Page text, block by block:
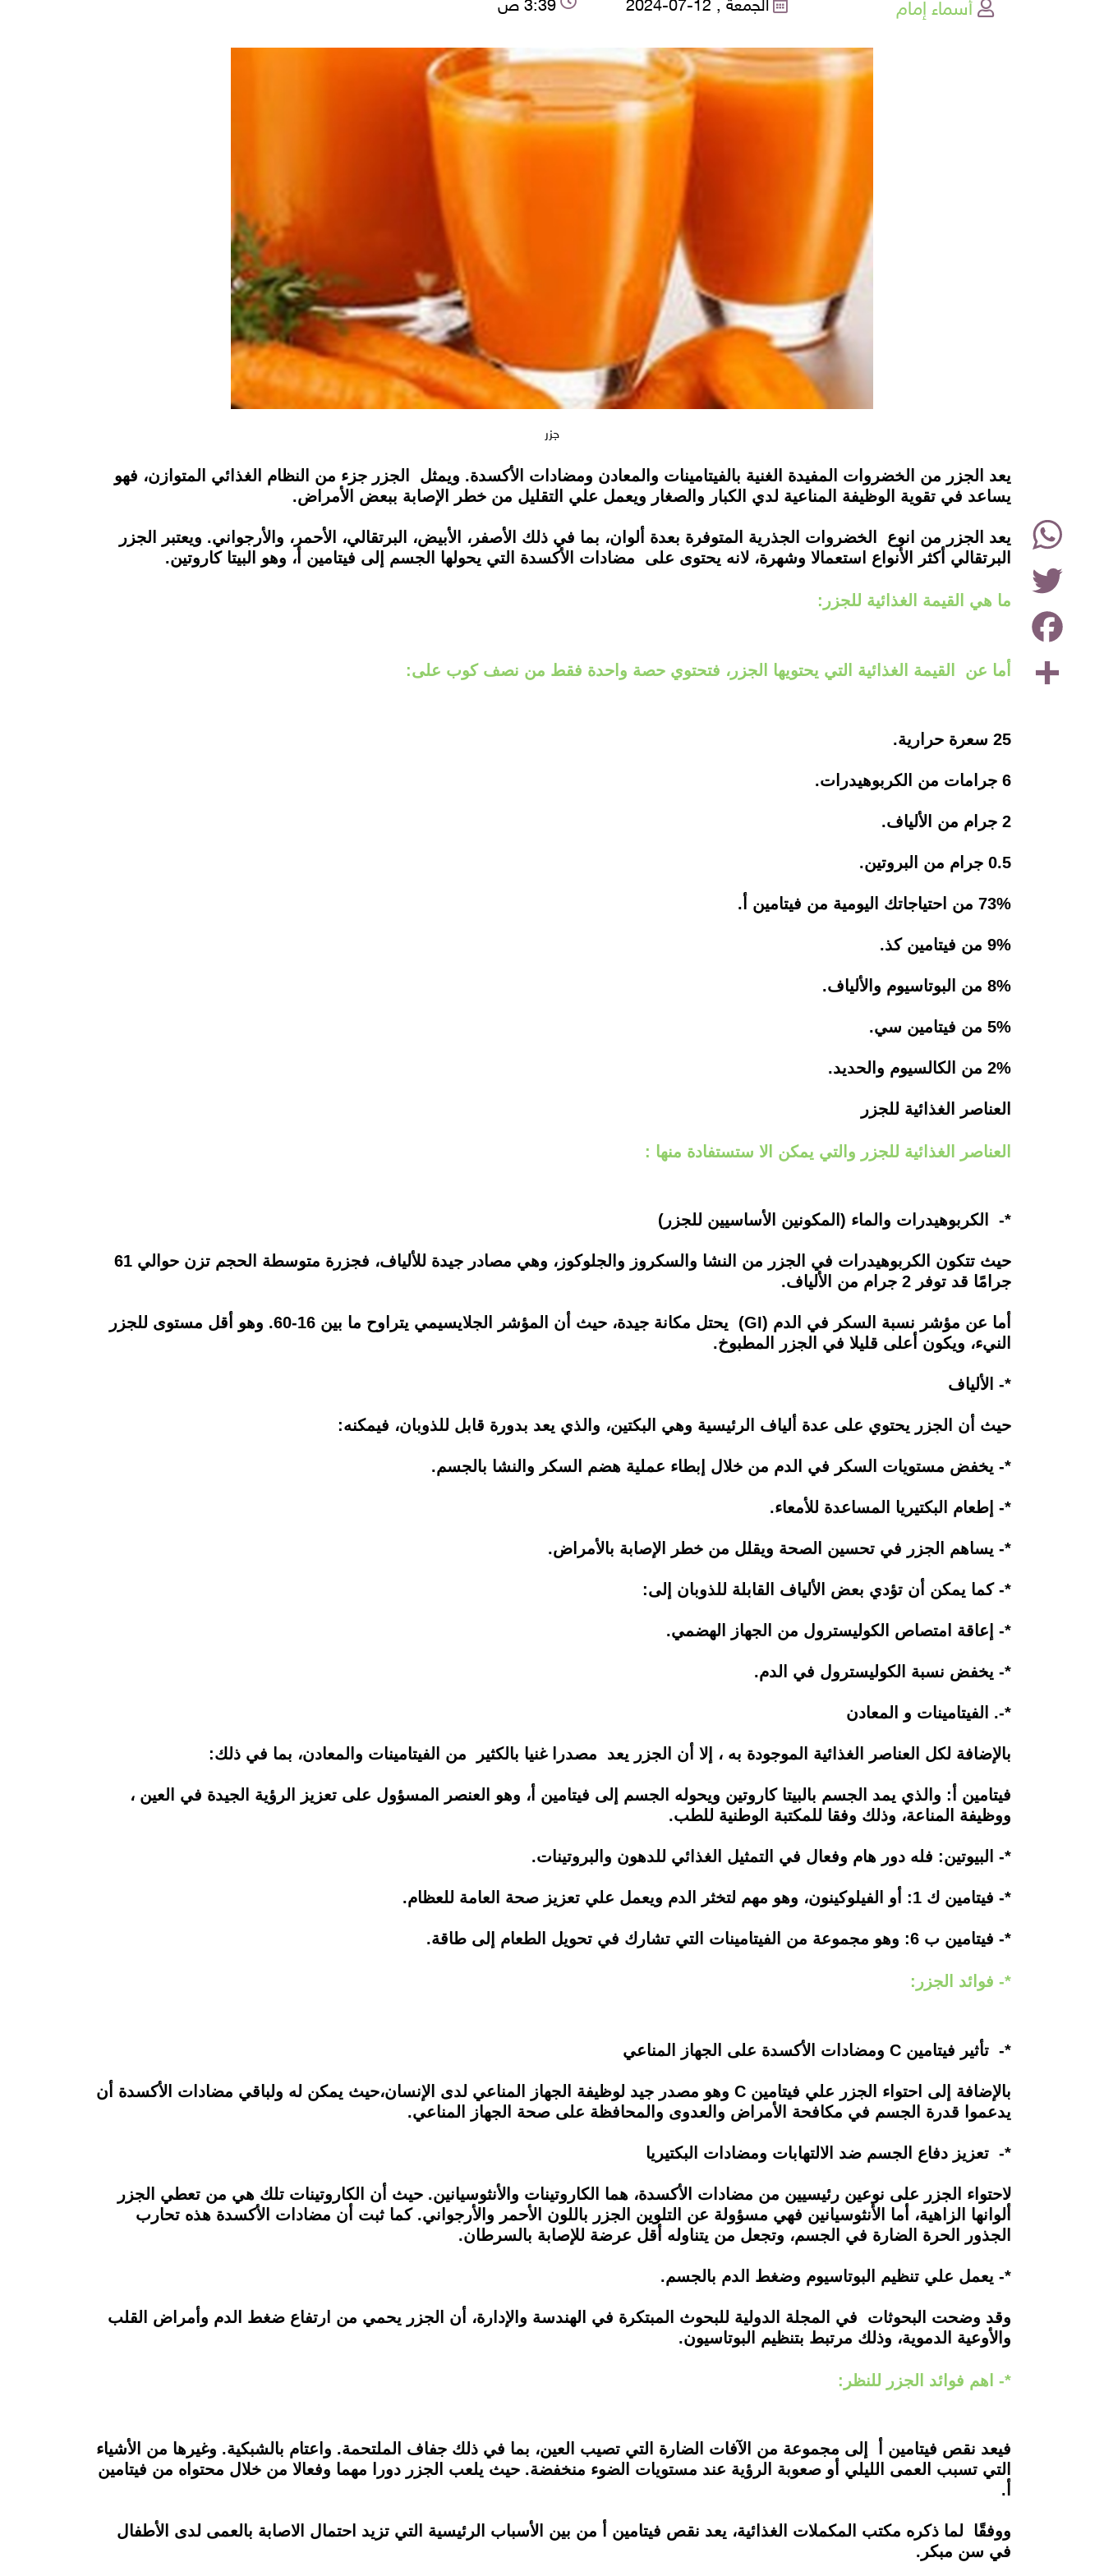
جزر
Share
Facebook
Twitter
WhatsApp
instagramيعد الجزر من الخضروات المفيدة الغنية بالفيتامينات والمعادن ومضادات الأكسدة. ويمثل الجزر جزء من النظام الغذائي المتوازن، فهو
يساعد في تقوية الوظيفة المناعية لدي الكبار والصغار ويعمل علي التقليل من خطر الإصابة ببعض الأمراض.
يعد الجزر من انوع الخضروات الجذرية المتوفرة بعدة ألوان، بما في ذلك الأصفر، الأبيض، البرتقالي، الأحمر، والأرجواني. ويعتبر الجزر
البرتقالي أكثر الأنواع استعمالا وشهرة، لانه يحتوى على مضادات الأكسدة التي يحولها الجسم إلى فيتامين أ، وهو البيتا كاروتين.
ما هي القيمة الغذائية للجزر:
أما عن القيمة الغذائية التي يحتويها الجزر، فتحتوي حصة واحدة فقط من نصف كوب على:
25 سعرة حرارية.
6 جرامات من الكربوهيدرات.
2 جرام من الألياف.
0.5 جرام من البروتين.
73% من احتياجاتك اليومية من فيتامين أ.
9% من فيتامين كذ.
8% من البوتاسيوم والألياف.
5% من فيتامين سي.
2% من الكالسيوم والحديد.
العناصر الغذائية للجزر
العناصر الغذائية للجزر والتي يمكن الا ستستفادة منها :
*- الكربوهيدرات والماء (المكونين الأساسيين للجزر)
حيث تتكون الكربوهيدرات في الجزر من النشا والسكروز والجلوكوز، وهي مصادر جيدة للألياف، فجزرة متوسطة الحجم تزن حوالي 61
جرامًا قد توفر 2 جرام من الألياف.
أما عن مؤشر نسبة السكر في الدم (GI) يحتل مكانة جيدة، حيث أن المؤشر الجلايسيمي يتراوح ما بين 16-60. وهو أقل مستوى للجزر
النيء، ويكون أعلى قليلا في الجزر المطبوخ.
*- الألياف
حيث أن الجزر يحتوي على عدة ألياف الرئيسية وهي البكتين، والذي يعد بدورة قابل للذوبان، فيمكنه:
*- يخفض مستويات السكر في الدم من خلال إبطاء عملية هضم السكر والنشا بالجسم.
*- إطعام البكتيريا المساعدة للأمعاء.
*- يساهم الجزر في تحسين الصحة ويقلل من خطر الإصابة بالأمراض.
*- كما يمكن أن تؤدي بعض الألياف القابلة للذوبان إلى:
*- إعاقة امتصاص الكوليسترول من الجهاز الهضمي.
*- يخفض نسبة الكوليسترول في الدم.
*-. الفيتامينات و المعادن
بالإضافة لكل العناصر الغذائية الموجودة به ، إلا أن الجزر يعد مصدرا غنيا بالكثير من الفيتامينات والمعادن، بما في ذلك:
فيتامين أ: والذي يمد الجسم بالبيتا كاروتين ويحوله الجسم إلى فيتامين أ، وهو العنصر المسؤول على تعزيز الرؤية الجيدة في العين ،
ووظيفة المناعة، وذلك وفقا للمكتبة الوطنية للطب.
*- البيوتين: فله دور هام وفعال في التمثيل الغذائي للدهون والبروتينات.
*- فيتامين ك 1: أو الفيلوكينون، وهو مهم لتخثر الدم ويعمل علي تعزيز صحة العامة للعظام.
*- فيتامين ب 6: وهو مجموعة من الفيتامينات التي تشارك في تحويل الطعام إلى طاقة.
*- فوائد الجزر:
*- تأثير فيتامين C ومضادات الأكسدة على الجهاز المناعي
بالإضافة إلى احتواء الجزر علي فيتامين C وهو مصدر جيد لوظيفة الجهاز المناعي لدى الإنسان،حيث يمكن له ولباقي مضادات الأكسدة أن
يدعموا قدرة الجسم في مكافحة الأمراض والعدوى والمحافظة على صحة الجهاز المناعي.
*- تعزيز دفاع الجسم ضد الالتهابات ومضادات البكتيريا
لاحتواء الجزر على نوعين رئيسيين من مضادات الأكسدة، هما الكاروتينات والأنثوسيانين. حيث أن الكاروتينات تلك هي من تعطي الجزر
ألوانها الزاهية، أما الأنثوسيانين فهي مسؤولة عن التلوين الجزر باللون الأحمر والأرجواني. كما ثبت أن مضادات الأكسدة هذه تحارب
الجذور الحرة الضارة في الجسم، وتجعل من يتناوله أقل عرضة للإصابة بالسرطان.
*- يعمل علي تنظيم البوتاسيوم وضغط الدم بالجسم.
وقد وضحت البحوثات في المجلة الدولية للبحوث المبتكرة في الهندسة والإدارة، أن الجزر يحمي من ارتفاع ضغط الدم وأمراض القلب
والأوعية الدموية، وذلك مرتبط بتنظيم البوتاسيون.
*- اهم فوائد الجزر للنظر:
فيعد نقص فيتامين أ إلى مجموعة من الآفات الضارة التي تصيب العين، بما في ذلك جفاف الملتحمة. واعتام بالشبكية. وغيرها من الأشياء
التي تسبب العمى الليلي أو صعوبة الرؤية عند مستويات الضوء منخفضة. حيث يلعب الجزر دورا مهما وفعالا من خلال محتواه من فيتامين
أ.
ووفقًا لما ذكره مكتب المكملات الغذائية، يعد نقص فيتامين أ من بين الأسباب الرئيسية التي تزيد احتمال الاصابة بالعمى لدى الأطفال
في سن مبكر.